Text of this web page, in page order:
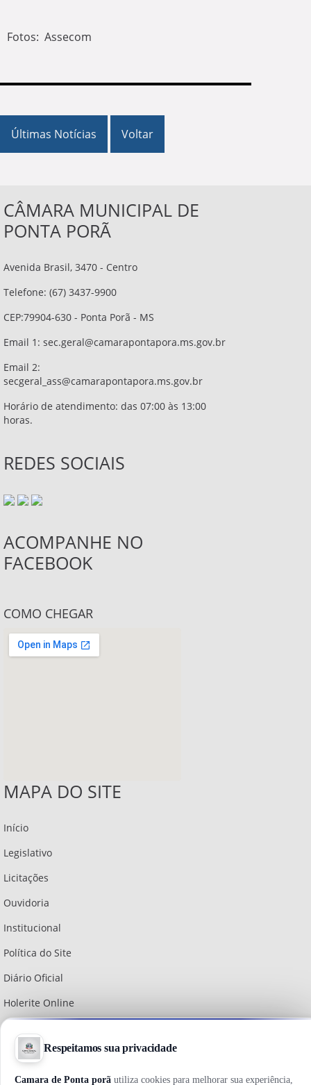
Fotos: Assecom
Últimas Notícias Voltar
CÂMARA MUNICIPAL DE
PONTA PORÃ
Avenida Brasil, 3470 - Centro
Telefone: (67) 3437-9900
CEP:79904-630 - Ponta Porã - MS
Email 1: sec.geral@camarapontapora.ms.gov.br
Email 2:
secgeral_ass@camarapontapora.ms.gov.br
Horário de atendimento: das 07:00 às 13:00
horas.
REDES SOCIAIS
ACOMPANHE NO
FACEBOOK
COMO CHEGAR
MAPA DO SITE
Início
Legislativo
Licitações
Ouvidoria
Institucional
Política do Site
Diário Oficial
Holerite Online
Brasil Transparente